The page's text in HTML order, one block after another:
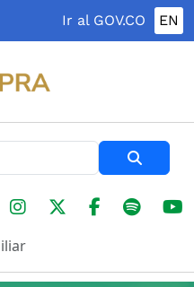
Ir al GOV.CO EN